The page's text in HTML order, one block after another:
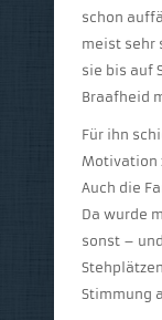
schon
meist sehr
sie bis auf
Braafheid
Für ihn
Motivation
Auch die
Da wurde
sonst –
Stimmung